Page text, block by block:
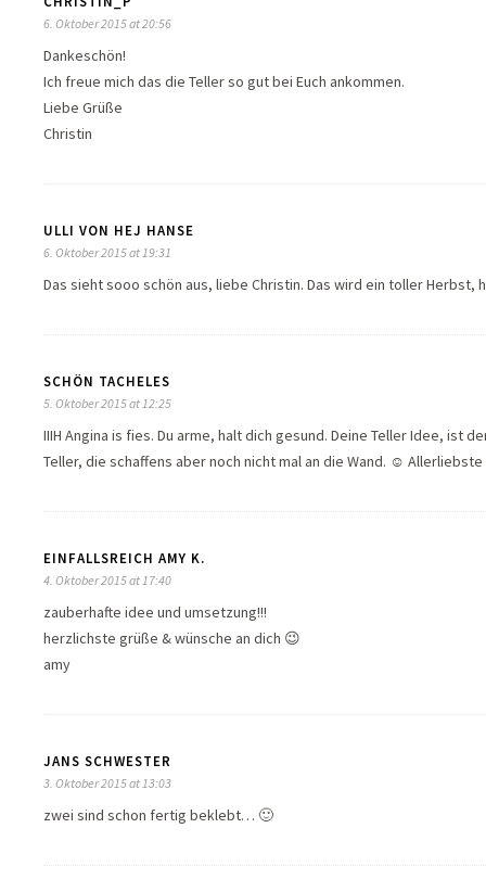
6. Oktober 2015 at 20:56
Dankeschön!
Ich freue mich das die Teller so gut bei Euch ankommen.
Liebe Grüße
Christin
ULLI VON HEJ HANSE
6. Oktober 2015 at 19:31
Das sieht sooo schön aus, liebe Christin. Das wird ein toller
SCHÖN TACHELES
5. Oktober 2015 at 12:25
IIIH Angina is fies. Du arme, halt dich gesund. Deine Teller Idee, ist
Teller, die schaffens aber noch nicht mal an die Wand. ☺ Allerliebste
EINFALLSREICH AMY K.
4. Oktober 2015 at 17:40
zauberhafte idee und umsetzung!!!
herzlichste grüße & wünsche an dich 😉
amy
JANS SCHWESTER
3. Oktober 2015 at 13:03
zwei sind schon fertig beklebt… 🙂